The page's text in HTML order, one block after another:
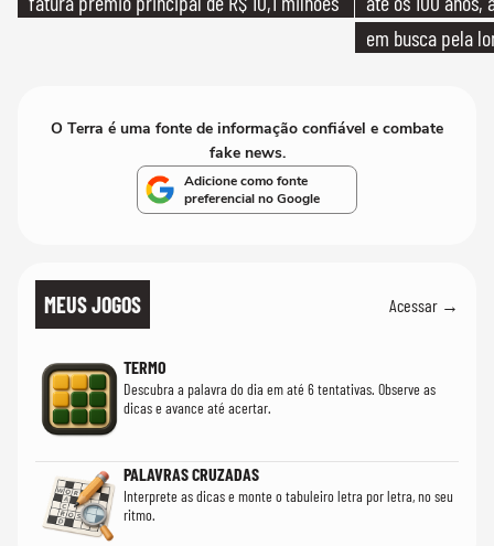
em busca pela
O Terra é uma fonte de informação confiável e combate
fake news.
Adicione como fonte
preferencial no Google
MEUS JOGOS Acessar →
TERMO
Descubra a palavra do dia em até 6 tentativas. Observe as
dicas e avance até acertar.
PALAVRAS CRUZADAS
Interprete as dicas e monte o tabuleiro letra por letra, no seu
ritmo.